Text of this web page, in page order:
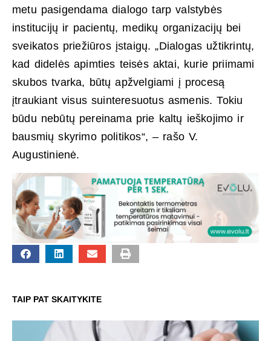
metu pasigendama dialogo tarp valstybės
institucijų ir pacientų, medikų organizacijų bei
sveikatos priežiūros įstaigų. „Dialogas užtikrintų,
kad didelės apimties teisės aktai, kurie priimami
skubos tvarka, būtų apžvelgiami į procesą
įtraukiant visus suinteresuotus asmenis. Tokiu
būdu nebūtų pereinama prie kaltų ieškojimo ir
bausmių skyrimo politikos“, – rašo V.
Augustinienė.
TAIP PAT SKAITYKITE